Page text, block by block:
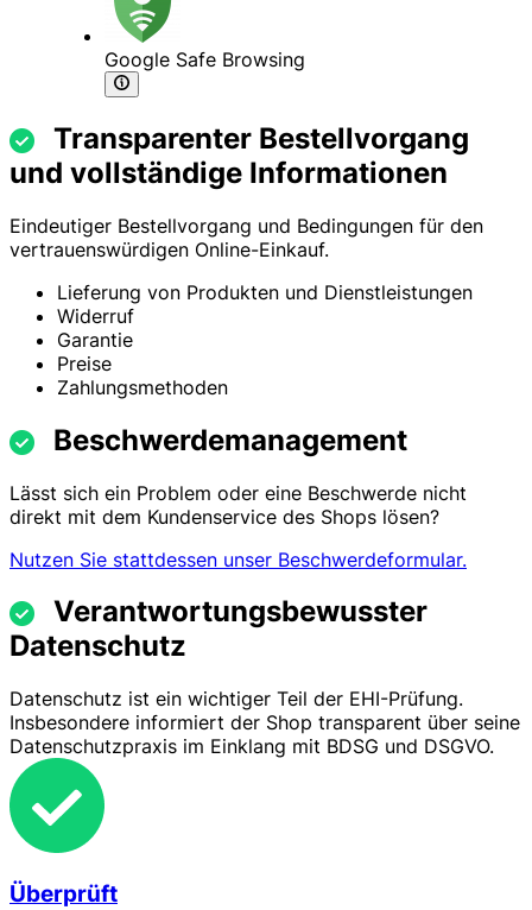
Google Safe Browsing
Transparenter Bestellvorgang
und vollständige Informationen
Eindeutiger Bestellvorgang und Bedingungen für den
vertrauenswürdigen Online-Einkauf.
Lieferung von Produkten und Dienstleistungen
Widerruf
Garantie
Preise
Zahlungsmethoden
Beschwerdemanagement
Lässt sich ein Problem oder eine Beschwerde nicht
direkt mit dem Kundenservice des Shops lösen?
Nutzen Sie stattdessen unser Beschwerdeformular.
Verantwortungsbewusster
Datenschutz
Datenschutz ist ein wichtiger Teil der EHI-Prüfung.
Insbesondere informiert der Shop transparent über seine
Datenschutzpraxis im Einklang mit BDSG und DSGVO.
Überprüft